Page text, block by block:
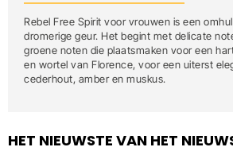
Rebel Free Spirit voor vrouwen is een
dromerige geur. Het begint met delicate
groene noten die plaatsmaken voor een
en wortel van Florence, voor een uiterst
cederhout, amber en muskus.
HET NIEUWSTE VAN HET